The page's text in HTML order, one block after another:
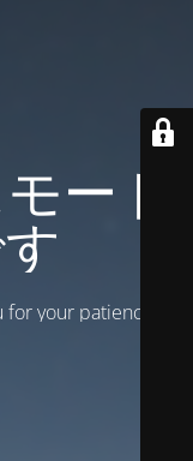
ード
your patience!